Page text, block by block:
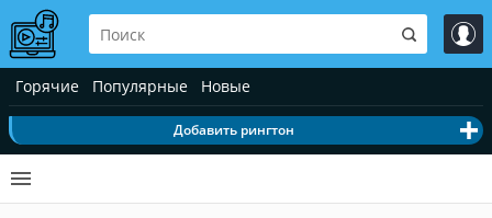
Горячие Популярные Новые
Добавить рингтон